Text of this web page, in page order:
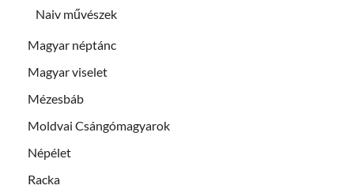
Naiv művészek
Magyar néptánc
Magyar viselet
Mézesbáb
Moldvai Csángómagyarok
Népélet
Racka